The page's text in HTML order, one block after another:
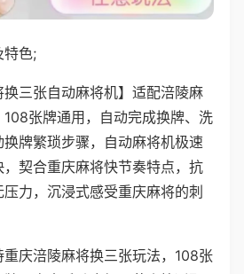
特色;
换三张自动麻将机】适配涪陵麻
张牌通用，自动完成换牌、洗
牌繁琐步骤，自动麻将机极速
契合重庆麻将快节奏特点，抗
力，沉浸式感受重庆麻将的刺
庆涪陵麻将换三张玩法，108张